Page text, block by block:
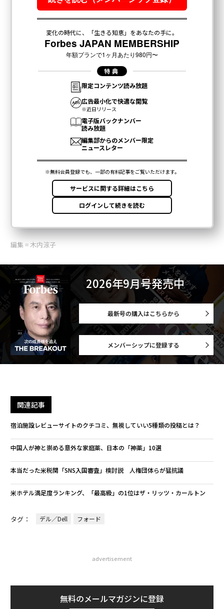
編集 = 木内涼子
2026年9月号発売中
最新号の購入はこちらから
メンバーシップに登録する
関連記事
宿泊施設レビューサイトのクチコミ、無視していい5種類の投稿とは？
中国人が神と崇める意外な家庭薬、日本の「神薬」10選
本当だった米税関「SNS入国審査」検討説 人権団体らが猛抗議
米ホテル満足度ランキング、「最高級」の1位はザ・リッツ・カールトン
タグ： デル／Dell フォード
advertisement
無料のメールマガジンに登録